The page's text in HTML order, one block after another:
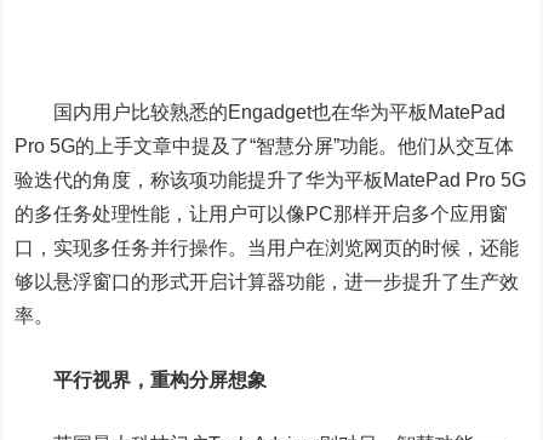
国内用户比较熟悉的Engadget也在华为平板MatePad
Pro 5G的上手文章中提及了“智慧分屏”功能。他们从交互体
验迭代的角度，称该项功能提升了华为平板MatePad Pro 5G
的多任务处理性能，让用户可以像PC那样开启多个应用窗
口，实现多任务并行操作。当用户在浏览网页的时候，还能
够以悬浮窗口的形式开启计算器功能，进一步提升了生产效
率。
平行视界，重构分屏想象